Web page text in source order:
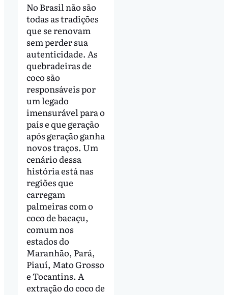
No Brasil não são
todas as tradições
que se renovam
sem perder sua
autenticidade. As
quebradeiras de
coco são
responsáveis por
um legado
imensurável para o
país e que geração
após geração ganha
novos traços. Um
cenário dessa
história está nas
regiões que
carregam
palmeiras com o
coco de bacaçu,
comum nos
estados do
Maranhão, Pará,
Piauí, Mato Grosso
e Tocantins. A
extração do coco de